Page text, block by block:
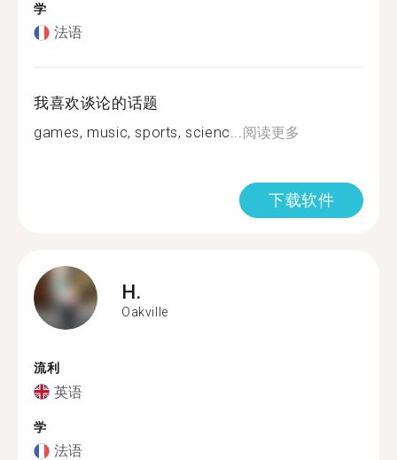
学
法语
我喜欢谈论的话题
games, music, sports, scienc...阅读更多
下载软件
H.
Oakville
流利
英语
学
法语